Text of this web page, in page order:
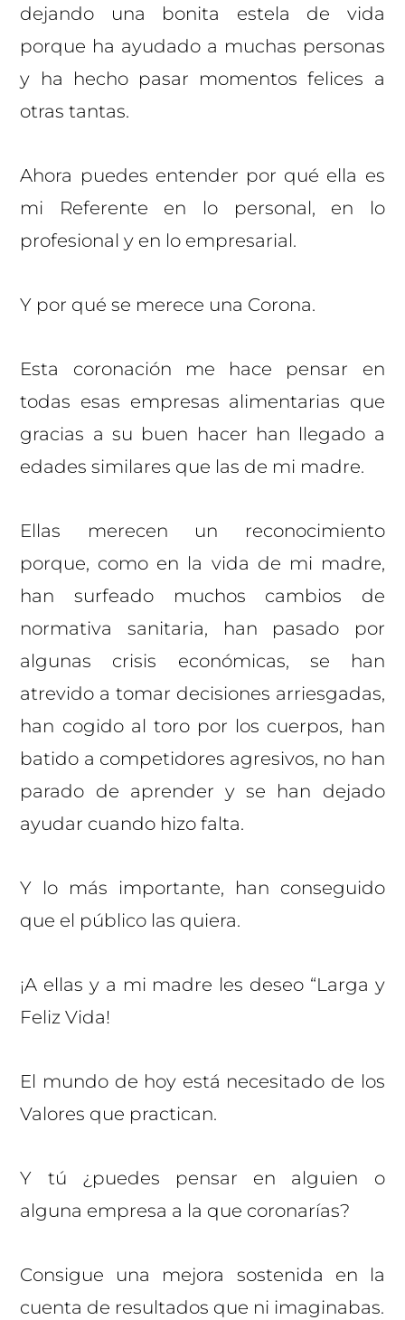
dejando una bonita estela de vida
porque ha ayudado a muchas personas
y ha hecho pasar momentos felices a
otras tantas.
Ahora puedes entender por qué ella es
mi Referente en lo personal, en lo
profesional y en lo empresarial.
Y por qué se merece una Corona.
Esta coronación me hace pensar en
todas esas empresas alimentarias que
gracias a su buen hacer han llegado a
edades similares que las de mi madre.
Ellas merecen un reconocimiento
porque, como en la vida de mi madre,
han surfeado muchos cambios de
normativa sanitaria, han pasado por
algunas crisis económicas, se han
atrevido a tomar decisiones arriesgadas,
han cogido al toro por los cuerpos, han
batido a competidores agresivos, no han
parado de aprender y se han dejado
ayudar cuando hizo falta.
Y lo más importante, han conseguido
que el público las quiera.
¡A ellas y a mi madre les deseo “Larga y
Feliz Vida!
El mundo de hoy está necesitado de los
Valores que practican.
Y tú ¿puedes pensar en alguien o
alguna empresa a la que coronarías?
Consigue una mejora sostenida en la
cuenta de resultados que ni imaginabas.